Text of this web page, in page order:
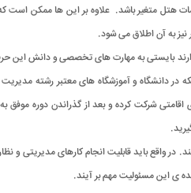
هتل متغیر باشد. علاوه بر این ها ممکن است
به آن اطلاق می شود.
بایستی به مهارت های تخصصی و دانش این
در دانشگاه و آموزشگاه های معتبر رشته
شرکت کرده و بعد از گذراندن دوره
واقع باید قابلیت انجام کارهای مدیریتی و
ی این مسئولیت مهم بر آیند.